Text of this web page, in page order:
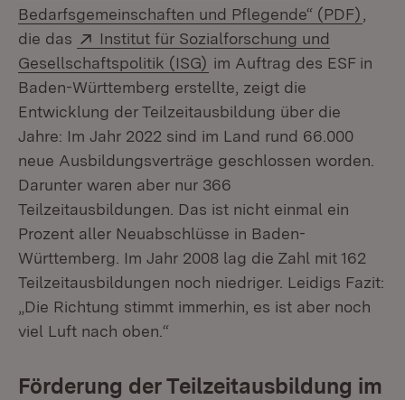
Bedarfsgemeinschaften und Pflegende“ (PDF)
die das
Extern:
Institut für Sozialforschung und
Gesellschaftspolitik (ISG) (Öffnet in neuem Fenster)
im Auftrag des ESF in
Baden-Württemberg erstellte, zeigt die
Entwicklung der Teilzeitausbildung über die
Jahre: Im Jahr 2022 sind im Land rund 66.000
neue Ausbildungsverträge geschlossen worden.
Darunter waren aber nur 366
Teilzeitausbildungen. Das ist nicht einmal ein
Prozent aller Neuabschlüsse in Baden-
Württemberg. Im Jahr 2008 lag die Zahl mit 162
Teilzeitausbildungen noch niedriger. Leidigs Fazit:
„Die Richtung stimmt immerhin, es ist aber noch
viel Luft nach oben.“
Förderung der Teilzeitausbildung im